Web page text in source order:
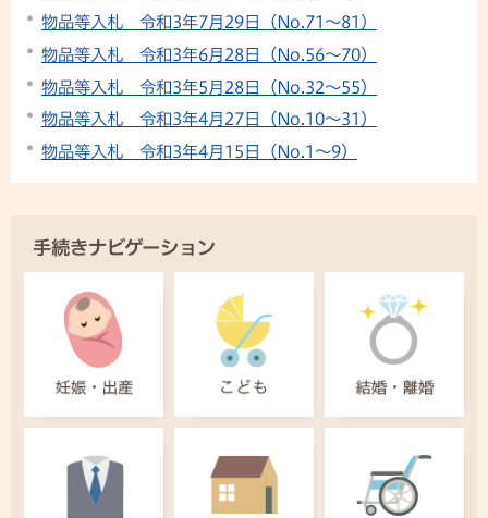
物品等入札 令和3年7月29日（No.71～81）
物品等入札 令和3年6月28日（No.56～70）
物品等入札 令和3年5月28日（No.32～55）
物品等入札 令和3年4月27日（No.10～31）
物品等入札 令和3年4月15日（No.1～9）
手続きナビゲーション